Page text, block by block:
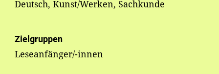
Deutsch, Kunst/Werken, Sachkunde
Zielgruppen
Leseanfänger/-innen